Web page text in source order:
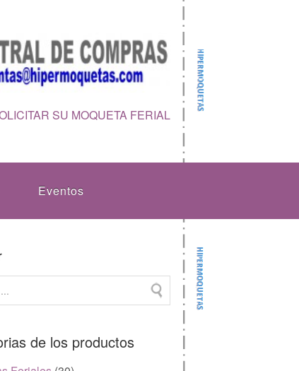
SU MOQUETA FERIAL
Eventos
de los productos